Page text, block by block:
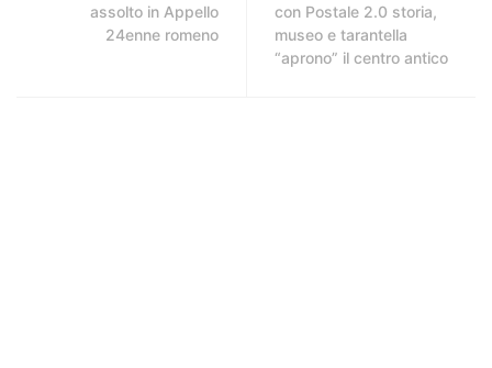
assolto in Appello
24enne romeno
con Postale 2.0 storia,
museo e tarantella
“aprono” il centro antico